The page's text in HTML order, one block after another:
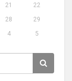
21
22
28
29
4 5